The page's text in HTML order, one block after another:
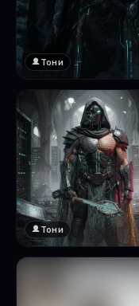
Тони
Тони